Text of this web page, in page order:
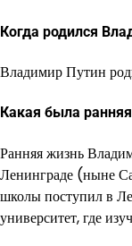
Когда родился
Владимир Путин
Какая была
Ранняя жизнь
Ленинграде (ныне
школы поступил в
университет, где